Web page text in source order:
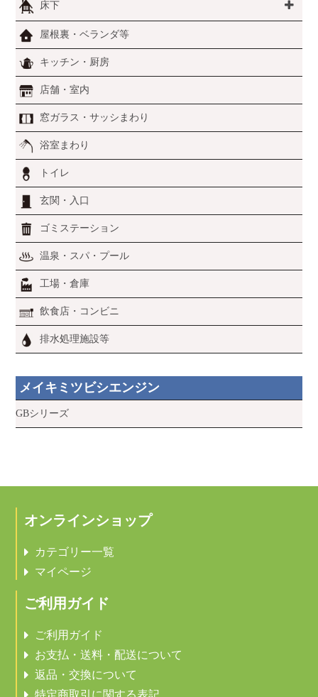
床下
屋根裏・ベランダ等
キッチン・厨房
店舗・室内
窓ガラス・サッシまわり
浴室まわり
トイレ
玄関・入口
ゴミステーション
温泉・スパ・プール
工場・倉庫
飲食店・コンビニ
排水処理施設等
メイキミツビシエンジン
GBシリーズ
オンラインショップ
カテゴリー一覧
マイページ
ご利用ガイド
ご利用ガイド
お支払・送料・配送について
返品・交換について